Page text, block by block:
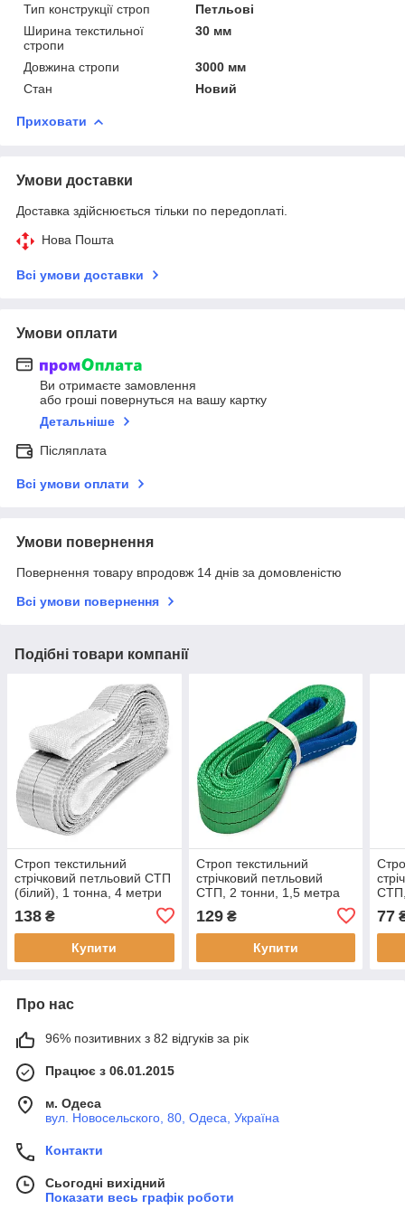
Тип конструкції строп
Петльові
Ширина текстильної
стропи
30 мм
Довжина стропи
3000 мм
Стан
Новий
Приховати
Умови доставки
Доставка здійснюється тільки по передоплаті.
Нова Пошта
Всі умови доставки
Умови оплати
Ви отримаєте замовлення
або гроші повернуться на вашу картку
Детальніше
Післяплата
Всі умови оплати
Умови повернення
Повернення товару впродовж 14 днів за домовленістю
Всі умови повернення
Подібні товари компанії
Строп текстильний
стрічковий петльовий СТП
(білий), 1 тонна, 4 метри
138 ₴
Купити
Строп текстильний
стрічковий петльовий
СТП, 2 тонни, 1,5 метра
129₴
Купити
77
Про нас
96% позитивних з 82 відгуків за рік
Працює з 06.01.2015
м. Одеса
вул. Новосельского, 80, Одеса, Україна
Контакти
Сьогодні вихідний
Показати весь графік роботи